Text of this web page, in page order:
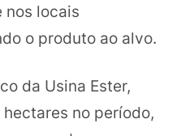
nos locais
o produto ao alvo.
da Usina Ester,
no período,